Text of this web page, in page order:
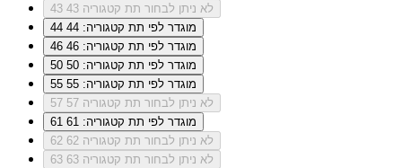
43
לא ניתן לבחור תת קטגוריה 43
44
מוגדר לפי תת קטגוריה: 44
46
מוגדר לפי תת קטגוריה: 46
50
מוגדר לפי תת קטגוריה: 50
55
מוגדר לפי תת קטגוריה: 55
57
לא ניתן לבחור תת קטגוריה 57
61
מוגדר לפי תת קטגוריה: 61
62
לא ניתן לבחור תת קטגוריה 62
63
לא ניתן לבחור תת קטגוריה 63